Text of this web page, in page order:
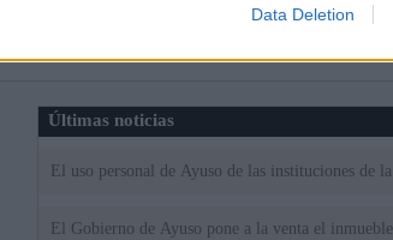
Data Deletion
Últimas noticias
El uso personal de Ayuso de las instituciones de
El Gobierno de Ayuso pone a la venta el